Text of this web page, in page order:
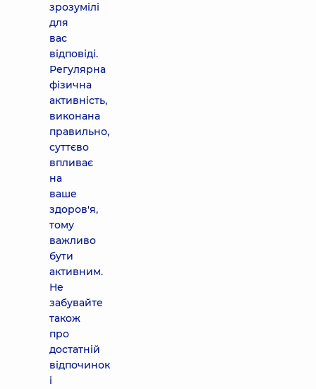
зрозумілі
для
вас
відповіді.
Регулярна
фізична
активність,
виконана
правильно,
суттєво
впливає
на
ваше
здоров'я,
тому
важливо
бути
активним.
Не
забувайте
також
про
достатній
відпочинок
і